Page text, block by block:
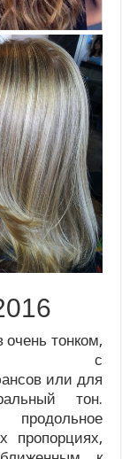
очень тонком,
с
или для
тон.
пропорциях,